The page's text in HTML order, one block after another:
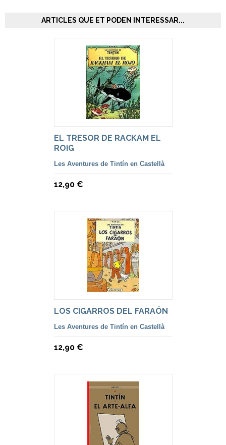
ARTICLES QUE ET PODEN INTERESSAR...
EL TRESOR DE RACKAM EL
ROIG
Les Aventures de Tintín en Castellà
12,90 €
LOS CIGARROS DEL FARAÓN
Les Aventures de Tintín en Castellà
12,90 €